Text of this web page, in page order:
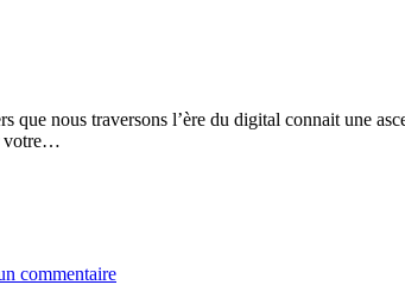
nous traversons l’ère du digital connait une
votre…
commentaire